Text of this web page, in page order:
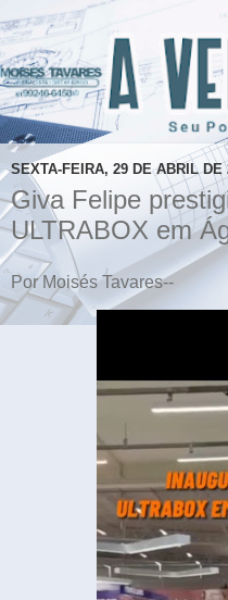
SEXTA-FEIRA, 29 DE ABRIL DE
Giva Felipe
ULTRABOX em
Por Moisés Tavares--